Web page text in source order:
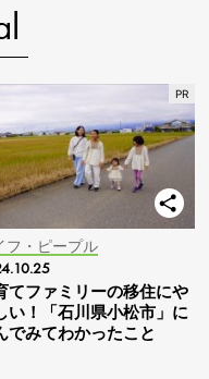
フ・ピープル
てファミリーの移住にや
い！「石川県小松市」に
でみてわかったこと